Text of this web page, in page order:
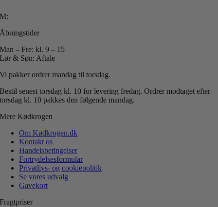
M:
Åbningstider
Man – Fre: kl. 9 – 15
Lør & Søn: Aftale
Vi pakker ordrer mandag til torsdag.
Bestil senest torsdag kl. 10 for levering fredag.Ordrer modtaget efter
torsdag kl. 10 pakkes den følgende mandag.
Mere Kødkrogen
Om Kødkrogen.dk
Kontakt os
Handelsbetingelser
Fortrydelsesformular
Privatlivs- og cookiepolitik
Se vores udvalg
Gavekort
Fragtpriser